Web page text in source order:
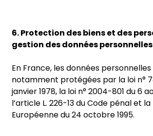
6. Protection des biens et des
gestion des données personnelles
En France, les données
notamment protégées par la loi n°
janvier 1978, la loi n° 2004-801 du 6
l’article L. 226-13 du Code pénal et
Européenne du 24 octobre 1995.